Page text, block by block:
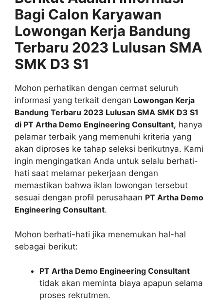
Bagi Calon Karyawan
Lowongan Kerja Bandung
Terbaru 2023 Lulusan SMA
SMK D3 S1
Mohon perhatikan dengan cermat seluruh
informasi yang terkait dengan Lowongan Kerja
Bandung Terbaru 2023 Lulusan SMA SMK D3 S1
di PT Artha Demo Engineering Consultant, hanya
pelamar terbaik yang memenuhi kriteria yang
akan diproses ke tahap seleksi berikutnya. Kami
ingin mengingatkan Anda untuk selalu berhati-
hati saat melamar pekerjaan dengan
memastikan bahwa iklan lowongan tersebut
sesuai dengan profil perusahaan PT Artha Demo
Engineering Consultant.
Mohon berhati-hati jika menemukan hal-hal
sebagai berikut:
PT Artha Demo Engineering Consultant
tidak akan meminta biaya apapun selama
proses rekrutmen.